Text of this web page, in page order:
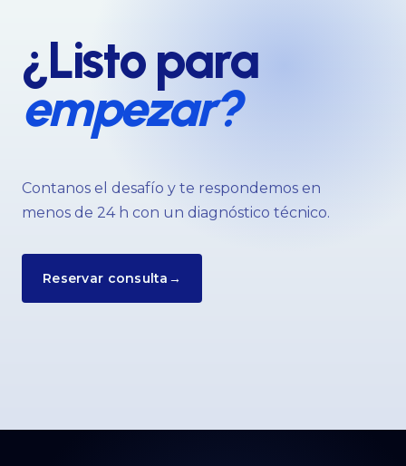
¿Listo para
empezar?
Contanos el desafío y te respondemos en
menos de 24 h con un diagnóstico técnico.
Reservar consulta →